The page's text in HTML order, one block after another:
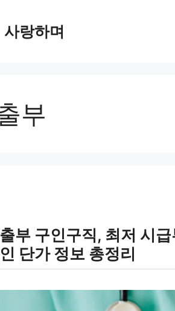
사랑하며
부
부 구인구직, 최저 시
단가 정보 총정리